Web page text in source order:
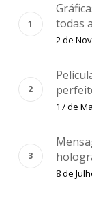
todas
2 de
17 de
8 de